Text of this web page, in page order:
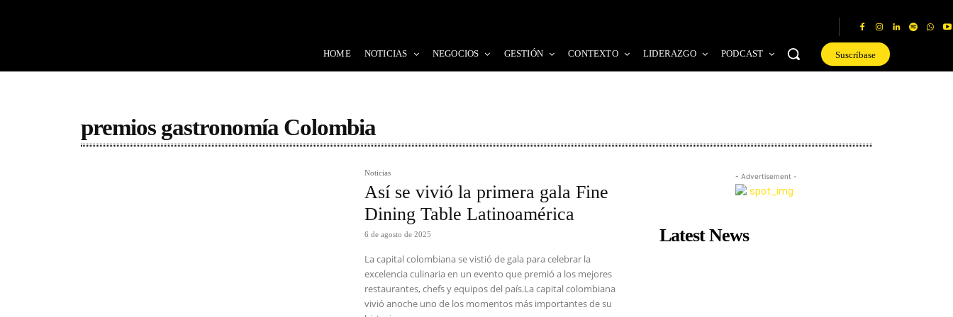
HOME NOTICIAS NEGOCIOS GESTIÓN CONTEXTO LIDERAZGO PODCAST Suscríbase
premios gastronomía Colombia
Noticias
Así se vivió la primera gala Fine
Dining Table Latinoamérica
6 de agosto de 2025
La capital colombiana se vistió de gala para celebrar la
excelencia culinaria en un evento que premió a los mejores
restaurantes, chefs y equipos del país.La capital colombiana
vivió anoche uno de los momentos más importantes de su
- Advertisement -
Latest News